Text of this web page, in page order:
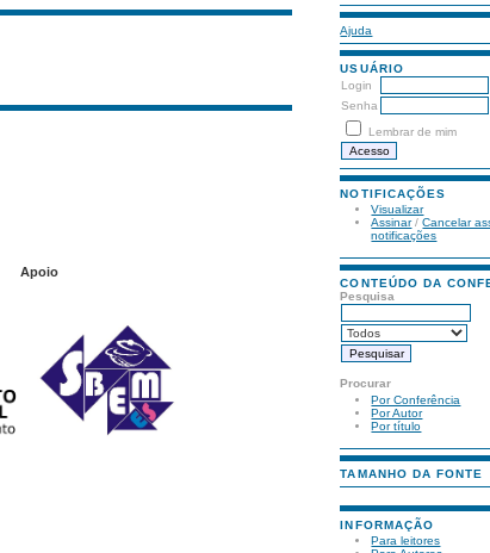
Ajuda
USUÁRIO
Login
Senha
Lembrar de mim
NOTIFICAÇÕES
Visualizar
Assinar/Cancelar
notificações
CONTEÚDO DA
Pesquisa
Procurar
Por Conferência
Por Autor
Por título
TAMANHO DA FONTE
INFORMAÇÃO
Para leitores
Apoio